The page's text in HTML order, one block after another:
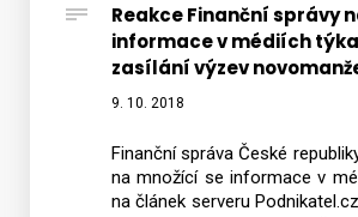
Reakce Finanční správy
informace v médiích
zasílání výzev
9. 10. 2018
Finanční správa České
na množící se informace v
na článek serveru